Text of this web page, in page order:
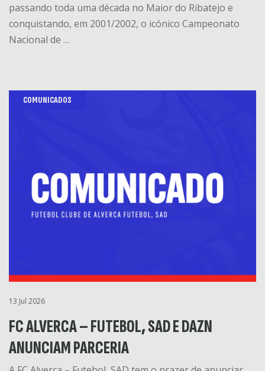
passando toda uma década no Maior do Ribatejo e
conquistando, em 2001/2002, o icónico Campeonato
Nacional de …
COMUNICADOS
13 Jul 2026
FC ALVERCA – FUTEBOL, SAD E DAZN
ANUNCIAM PARCERIA